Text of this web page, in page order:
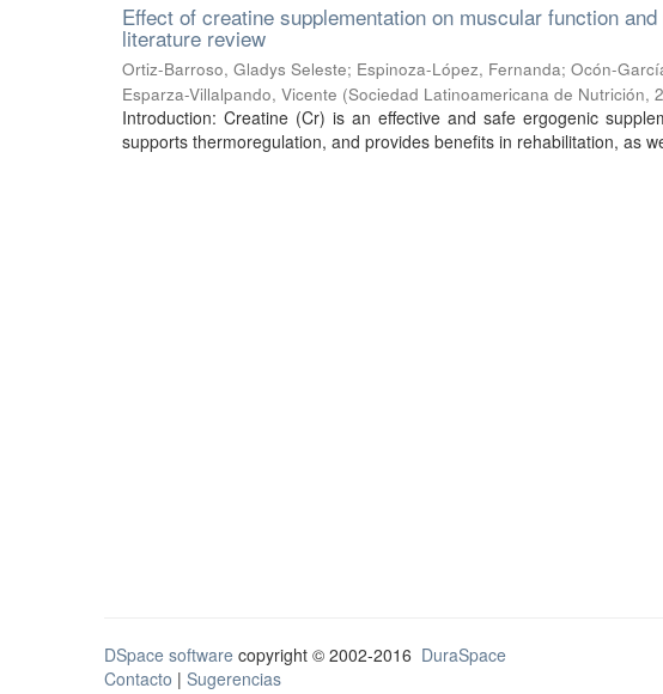
Effect of creatine supplementation on muscular function
literature review
Ortiz-Barroso, Gladys Seleste; Espinoza-López, Fernanda; Ocón-
Esparza-Villalpando, Vicente (Sociedad Latinoamericana de Nutrición,
Introduction: Creatine (Cr) is an effective and safe ergogenic
supports thermoregulation, and provides benefits in rehabilitation, as
DSpace software copyright © 2002-2016 DuraSpace
Contacto | Sugerencias